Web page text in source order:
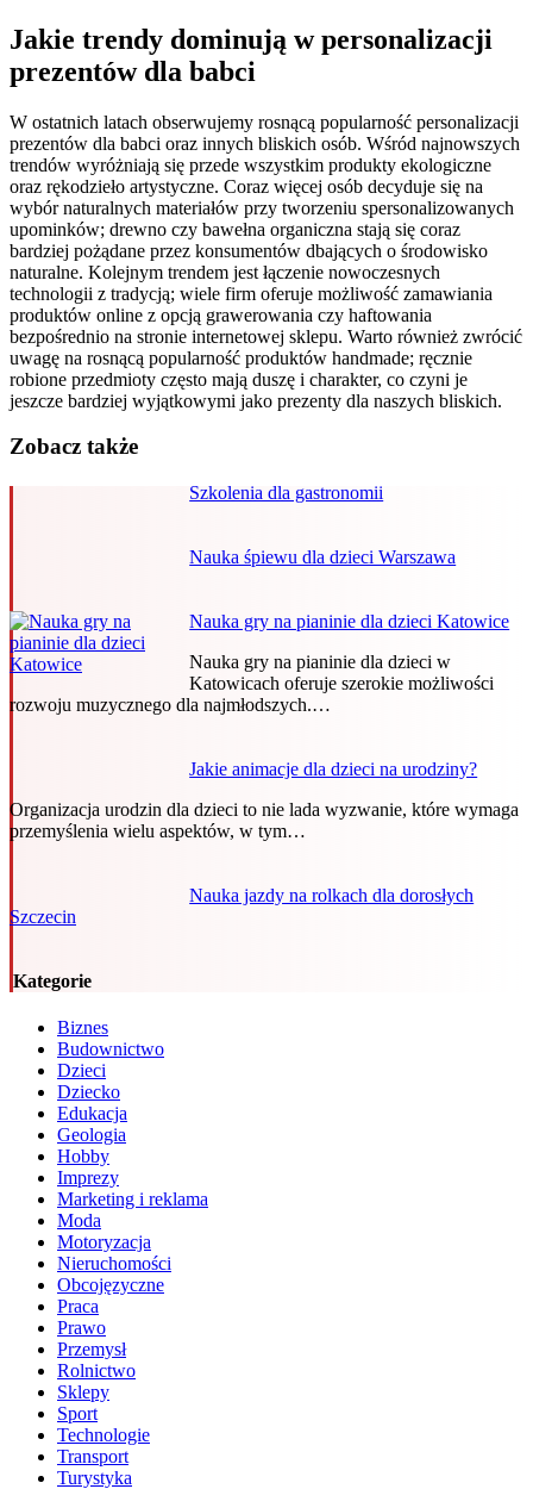
Jakie trendy dominują w personalizacji
prezentów dla babci
W ostatnich latach obserwujemy rosnącą popularność personalizacji
prezentów dla babci oraz innych bliskich osób. Wśród najnowszych
trendów wyróżniają się przede wszystkim produkty ekologiczne
oraz rękodzieło artystyczne. Coraz więcej osób decyduje się na
wybór naturalnych materiałów przy tworzeniu spersonalizowanych
upominków; drewno czy bawełna organiczna stają się coraz
bardziej pożądane przez konsumentów dbających o środowisko
naturalne. Kolejnym trendem jest łączenie nowoczesnych
technologii z tradycją; wiele firm oferuje możliwość zamawiania
produktów online z opcją grawerowania czy haftowania
bezpośrednio na stronie internetowej sklepu. Warto również zwrócić
uwagę na rosnącą popularność produktów handmade; ręcznie
robione przedmioty często mają duszę i charakter, co czyni je
jeszcze bardziej wyjątkowymi jako prezenty dla naszych bliskich.
Zobacz także
Szkolenia dla gastronomii
Nauka śpiewu dla dzieci Warszawa
Nauka gry na pianinie dla dzieci Katowice
Nauka gry na pianinie dla dzieci w
Katowicach oferuje szerokie możliwości
rozwoju muzycznego dla najmłodszych.…
Jakie animacje dla dzieci na urodziny?
Organizacja urodzin dla dzieci to nie lada wyzwanie, które wymaga
przemyślenia wielu aspektów, w tym…
Nauka jazdy na rolkach dla dorosłych
Szczecin
Kategorie
Biznes
Budownictwo
Dzieci
Dziecko
Edukacja
Geologia
Hobby
Imprezy
Marketing i reklama
Moda
Motoryzacja
Nieruchomości
Obcojęzyczne
Praca
Prawo
Przemysł
Rolnictwo
Sklepy
Sport
Technologie
Transport
Turystyka